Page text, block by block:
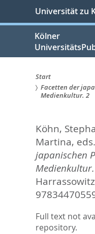
springen
Universität zu
Kölner
Sie
hier:
Start
Facetten der
Medienkultur. 2
Köhn,
Martina, eds.
japanischen
Full text not
repository.